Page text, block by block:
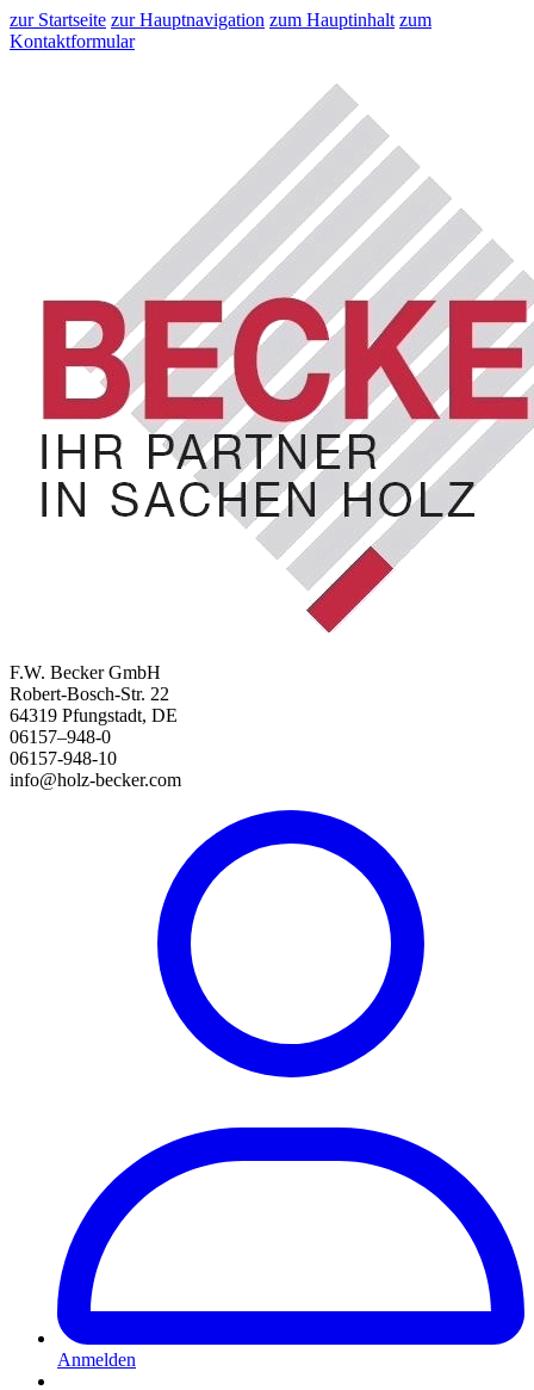
zur Startseite zur Hauptnavigation zum Hauptinhalt zum
Kontaktformular
F.W. Becker GmbH
Robert-Bosch-Str. 22
64319 Pfungstadt, DE
06157–948-0
06157-948-10
info@holz-becker.com
Anmelden